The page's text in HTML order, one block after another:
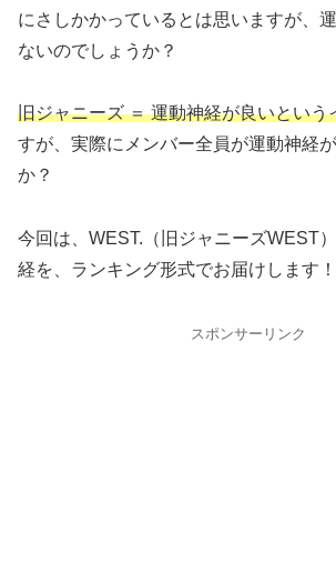
にさしかかっているとは思いますが、
ないのでしょうか？
旧ジャニーズ ＝ 運動神経が良いという
すが、実際にメンバー全員が運動神経
か？
今回は、WEST.（旧ジャニーズWEST
経を、ランキング形式でお届けします！
スポンサーリンク